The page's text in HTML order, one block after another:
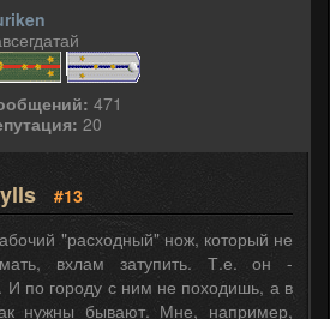
471
20
#13
"расходный" нож, который не
вхлам затупить. Т.е. он -
И по городу с ним не походишь, а в
нужны бывают. Мне, например,